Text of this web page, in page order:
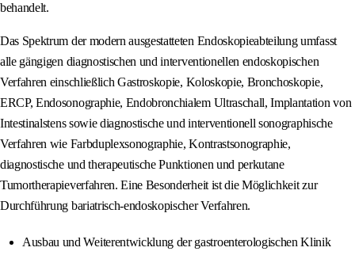
behandelt.
Das Spektrum der modern ausgestatteten Endoskopieabteilung umfasst
alle gängigen diagnostischen und interventionellen endoskopischen
Verfahren einschließlich Gastroskopie, Koloskopie, Bronchoskopie,
ERCP, Endosonographie, Endobronchialem Ultraschall, Implantation von
Intestinalstens sowie diagnostische und interventionell sonographische
Verfahren wie Farbduplexsonographie, Kontrastsonographie,
diagnostische und therapeutische Punktionen und perkutane
Tumortherapieverfahren. Eine Besonderheit ist die Möglichkeit zur
Durchführung bariatrisch-endoskopischer Verfahren.
Ausbau und Weiterentwicklung der gastroenterologischen Klinik